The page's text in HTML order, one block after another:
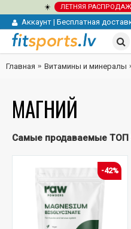
☀️ ЛЕТНЯЯ
Аккаунт | Бесплатная
Главная Витамины и минералы
МАГНИЙ
Самые продаваемые ТОП
-42%